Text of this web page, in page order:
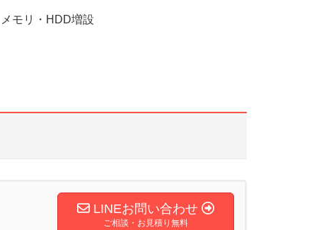
メモリ・HDD増設
LINEお問い合わせ
ご相談・お見積り無料